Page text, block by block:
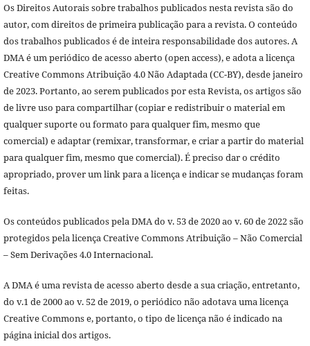
Os Direitos Autorais sobre trabalhos publicados nesta revista são do
autor, com direitos de primeira publicação para a revista. O conteúdo
dos trabalhos publicados é de inteira responsabilidade dos autores. A
DMA é um periódico de acesso aberto (open access), e adota a licença
Creative Commons Atribuição 4.0 Não Adaptada (CC-BY), desde janeiro
de 2023. Portanto, ao serem publicados por esta Revista, os artigos são
de livre uso para compartilhar (copiar e redistribuir o material em
qualquer suporte ou formato para qualquer fim, mesmo que
comercial) e adaptar (remixar, transformar, e criar a partir do material
para qualquer fim, mesmo que comercial). É preciso dar o crédito
apropriado, prover um link para a licença e indicar se mudanças foram
feitas.
Os conteúdos publicados pela DMA do v. 53 de 2020 ao v. 60 de 2022 são
protegidos pela licença Creative Commons Atribuição – Não Comercial
– Sem Derivações 4.0 Internacional.
A DMA é uma revista de acesso aberto desde a sua criação, entretanto,
do v.1 de 2000 ao v. 52 de 2019, o periódico não adotava uma licença
Creative Commons e, portanto, o tipo de licença não é indicado na
página inicial dos artigos.